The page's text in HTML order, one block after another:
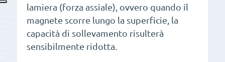
lamiera (forza assiale), ovvero quando il
magnete scorre lungo la superficie, la
capacità di sollevamento risulterà
sensibilmente ridotta.